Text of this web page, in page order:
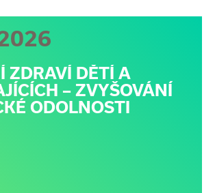
ZDRAVÍ DĚTÍ A
– ZVYŠOVÁNÍ
ODOLNOSTI